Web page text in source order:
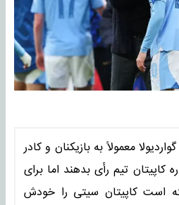
معمولاً به بازیکنان و کادر
کاپیتان تیم رأی بدهند اما برای
است کاپیتان سیتی را خودش